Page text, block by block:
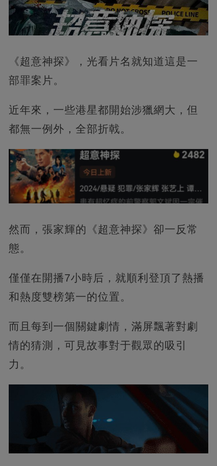
《超意神探》，光看片名就知道這是一
部罪案片。
近年來，一些港星都開始涉獵網大，但
都無一例外，全部折戟。
然而，張家輝的 《超意神探》卻一反常
態。
僅僅在開播7小時后，就順利登頂了熱播
和熱度雙榜第一的位置。
而且每到一個關鍵劇情，滿屏飄著對劇
情的猜測，可見故事對于觀眾的吸引
力。